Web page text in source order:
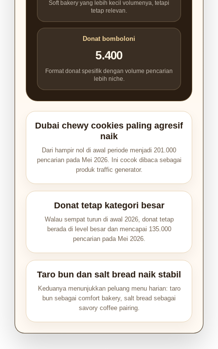
Soft bakery yang lebih kecil volumenya, tetapi
tetap relevan.
Donat bomboloni
5.400
Format donat spesifik dengan volume pencarian
lebih niche.
Dubai chewy cookies paling agresif
naik
Dari hampir nol di awal periode menjadi 201.000
pencarian pada Mei 2026. Ini cocok dibaca sebagai
produk traffic generator.
Donat tetap kategori besar
Walau sempat turun di awal 2026, donat tetap
berada di level besar dan mencapai 135.000
pencarian pada Mei 2026.
Taro bun dan salt bread naik stabil
Keduanya menunjukkan peluang menu harian: taro
bun sebagai comfort bakery, salt bread sebagai
savory coffee pairing.